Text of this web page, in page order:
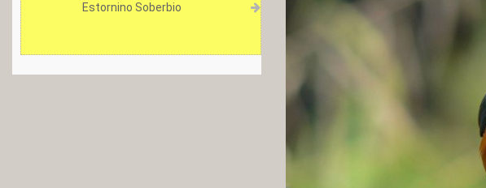
Estornino Soberbio